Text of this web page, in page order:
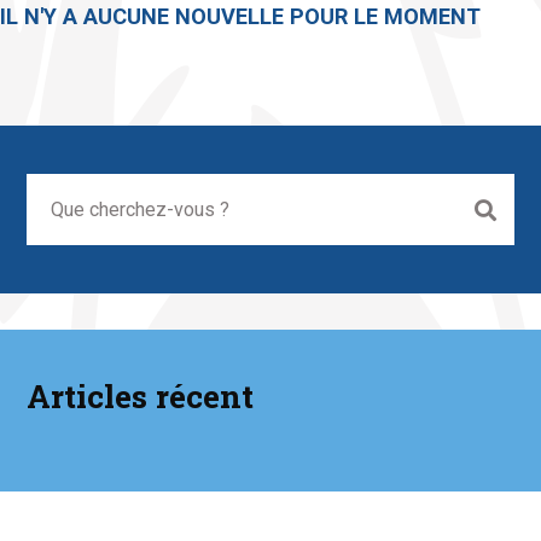
IL N'Y A AUCUNE NOUVELLE POUR LE MOMENT
Articles récent